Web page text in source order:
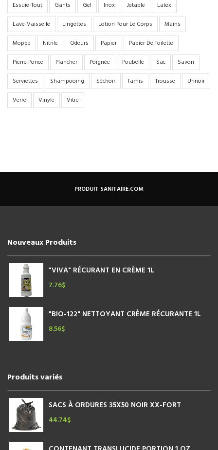
Essuie-Tout
Gants Gel Inox Jetable
Latex
Lave-Vaisselle
Lingettes Lotion Pour Le Corps
Mains
Moppe
Nitrile Odeurs Papier
Papier De Toilette
Pierre Ponce
Plancher Poignée Poubelle Sac
Savon
Serviettes
Shampooing Séchoir Tamis Trousse
Urinoir
Verre
Vinyle Vitre
PRODUIT SANITAIRE.COM
Nouveaux Produits
"VIVA" RÉCURANT EN CRÈME 1L
7.76$
"BIO-122" NETTOYANT CRÈME RÉCURANTE 1L
8.56$
Produits variés
SACS À ORDURES 35X50 NOIR XX-FORT
44.74$